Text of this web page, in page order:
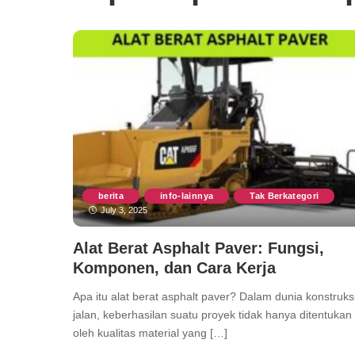
berita , info-lainnya ,
Tak Berkategori
July 3, 2025
Alat Berat Asphalt Paver: Fungsi,
Komponen, dan Cara Kerja
Apa itu alat berat asphalt paver? Dalam dunia
jalan, keberhasilan suatu proyek tidak hanya ditentukan
oleh kualitas material yang […]